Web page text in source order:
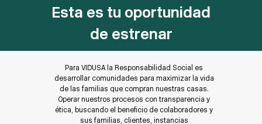
Esta es tu oportunidad
de estrenar
Para VIDUSA la Responsabilidad Social es
desarrollar comunidades para maximizar la vida
de las familias que compran nuestras casas.
Operar nuestros procesos con transparencia y
ética, buscando el beneficio de colaboradores y
sus familias, clientes, instancias